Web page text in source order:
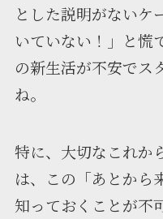
とした説明がないケ
いていない！」と慌
の新生活が不安でス
ね。
特に、大切なこれか
は、この「あとから
知っておくことが不